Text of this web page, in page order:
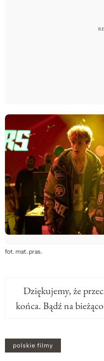
fot. mat. pras.
Dziękujemy, że
końca. Bądź na
polskie filmy